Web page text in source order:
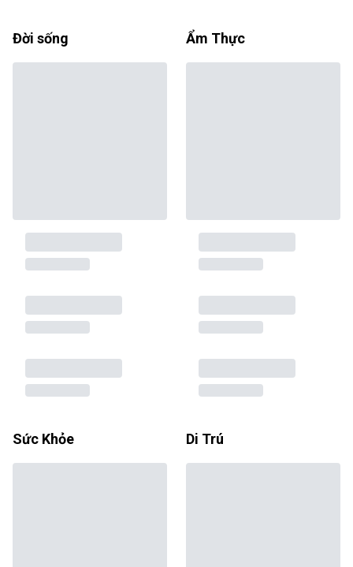
Đời sống Ẩm Thực
Sức Khỏe Di Trú